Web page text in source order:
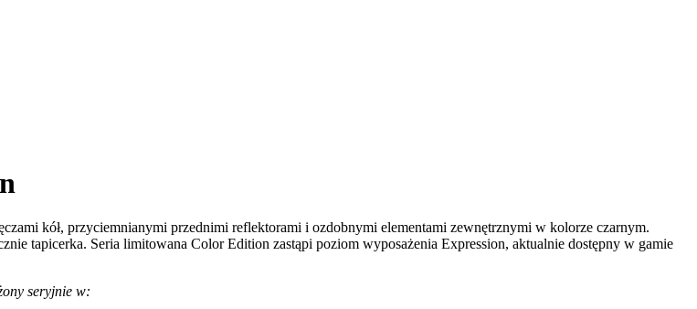
kół, przyciemnianymi przednimi reflektorami i ozdobnymi elementami zewnętrznymi w kolorze czarnym.
tapicerka. Seria limitowana Color Edition zastąpi poziom wyposażenia Expression, aktualnie dostępny w gamie
seryjnie w: